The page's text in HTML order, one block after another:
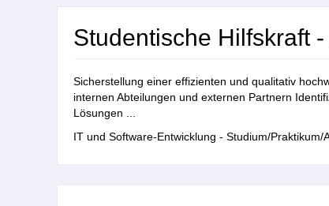
Studentische Hilfskraft
Sicherstellung einer effizienten und qualitativ
internen Abteilungen und externen Partnern
Lösungen ...
IT und Software-Entwicklung - Studium/Praktikum/